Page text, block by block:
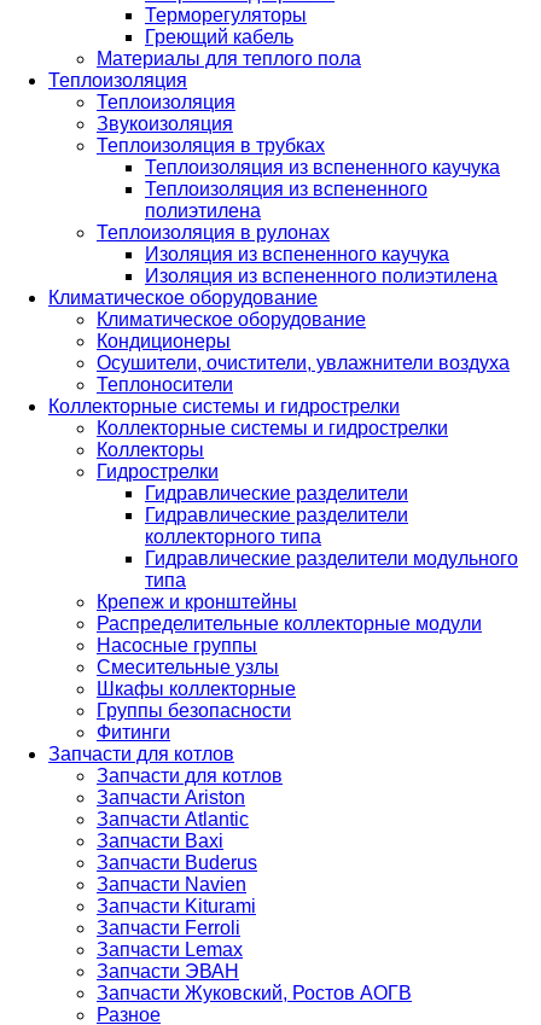
Терморегуляторы
Греющий кабель
Материалы для теплого пола
Теплоизоляция
Теплоизоляция
Звукоизоляция
Теплоизоляция в трубках
Теплоизоляция из вспененного каучука
Теплоизоляция из вспененного
полиэтилена
Теплоизоляция в рулонах
Изоляция из вспененного каучука
Изоляция из вспененного полиэтилена
Климатическое оборудование
Климатическое оборудование
Кондиционеры
Осушители, очистители, увлажнители воздуха
Теплоносители
Коллекторные системы и гидрострелки
Коллекторные системы и гидрострелки
Коллекторы
Гидрострелки
Гидравлические разделители
Гидравлические разделители
коллекторного типа
Гидравлические разделители модульного
типа
Крепеж и кронштейны
Распределительные коллекторные модули
Насосные группы
Смесительные узлы
Шкафы коллекторные
Группы безопасности
Фитинги
Запчасти для котлов
Запчасти для котлов
Запчасти Ariston
Запчасти Atlantic
Запчасти Baxi
Запчасти Buderus
Запчасти Navien
Запчасти Kiturami
Запчасти Ferroli
Запчасти Lemax
Запчасти ЭВАН
Запчасти Жуковский, Ростов АОГВ
Разное